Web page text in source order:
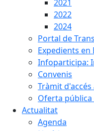
2021
2022
2024
Portal de
Expedients en
Infoparticipa:
Convenis
Tràmit
Oferta
Actualitat
Agenda